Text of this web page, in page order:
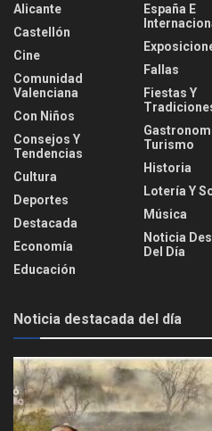
Alicante
Castellón
Cine
Comunidad
Valenciana
Con Niños
Consejos Y
Tendencias
Cultura
Deportes
Destacada
Economía
Educación
España E
Fallas
Fiestas Y
Turismo
Historia
Lotería Y
Música
Noticia
Del Día
Noticia destacada del día